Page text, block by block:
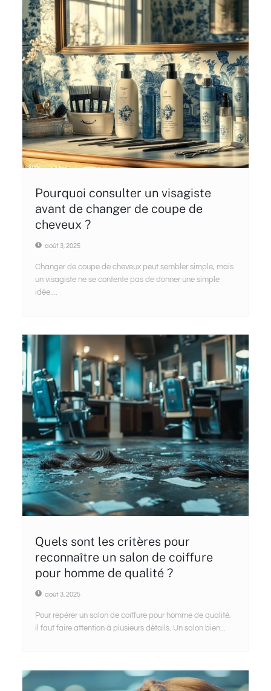
Pourquoi consulter un visagiste
avant de changer de coupe de
cheveux ?
août 3, 2025
Changer de coupe de cheveux peut sembler simple, mais
un visagiste ne se contente pas de donner une simple
idée....
Quels sont les critères pour
reconnaître un salon de coiffure
pour homme de qualité ?
août 3, 2025
Pour repérer un salon de coiffure pour homme de qualité,
il faut faire attention à plusieurs détails. Un salon bien...